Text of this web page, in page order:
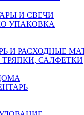
И СВЕЧИ
УПАКОВКА
И РАСХОДНЫЕ
САЛФЕТКИ